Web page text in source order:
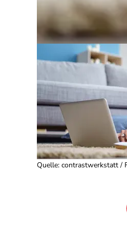
Quelle: contrastwerkstatt /